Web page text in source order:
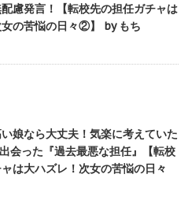
慮発言！【転校先の担任ガチャは
の苦悩の日々②】 by もち
娘なら大丈夫！気楽に考えていた
会った『過去最悪な担任』【転校
は大ハズレ！次女の苦悩の日々